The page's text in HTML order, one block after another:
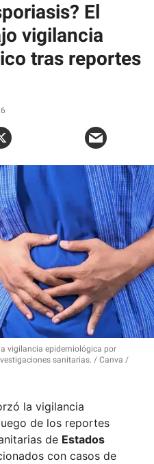
El
vigilancia
tras reportes
vigilancia epidemiológica por
sanitarias.
Canva /
la vigilancia
de los reportes
de Estados
con casos de